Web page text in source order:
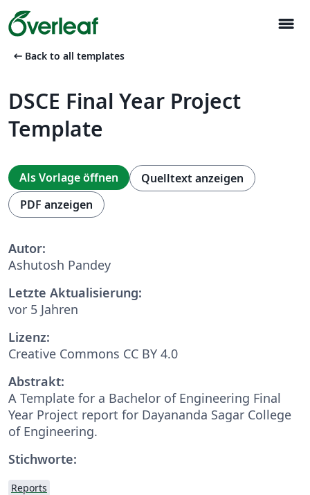
menu
arrow_left_alt Back to all templates
DSCE Final Year Project
Template
Als Vorlage öffnen
Quelltext anzeigen
PDF anzeigen
Autor:
Ashutosh Pandey
Letzte Aktualisierung:
vor 5 Jahren
Lizenz:
Creative Commons CC BY 4.0
Abstrakt:
A Template for a Bachelor of Engineering Final
Year Project report for Dayananda Sagar College
of Engineering.
Stichworte:
Reports